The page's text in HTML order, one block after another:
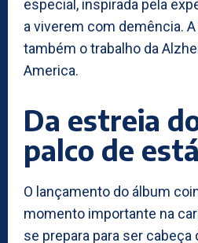
especial, inspirada pela
a viverem com demência.
também o trabalho da
America.
Da estreia
palco de
O lançamento do álbum
momento importante na
se prepara para ser